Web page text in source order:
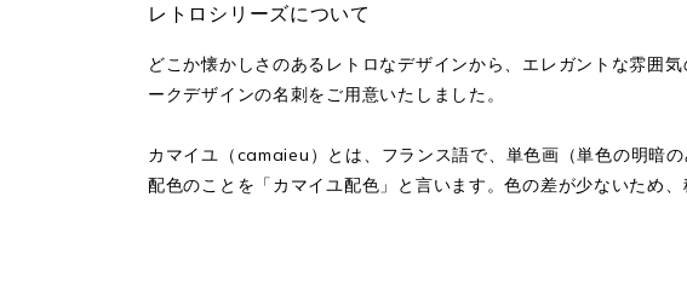
レトロシリーズについて
どこか懐かしさのあるレトロなデザインから、エレガントな雰囲
ークデザインの名刺をご用意いたしました。
カマイユ（camaieu）とは、フランス語で、単色画（単色の明暗
配色のことを「カマイユ配色」と言います。色の差が少ないため、